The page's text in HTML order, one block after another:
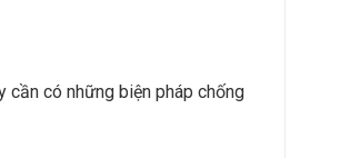
cần có những biện pháp chống